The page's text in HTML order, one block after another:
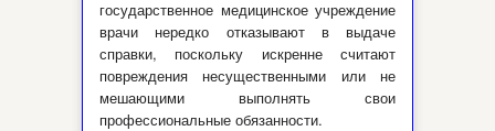
государственное медицинское учреждение
врачи нередко отказывают в выдаче
справки, поскольку искренне считают
повреждения несущественными или не
мешающими выполнять свои
профессиональные обязанности.